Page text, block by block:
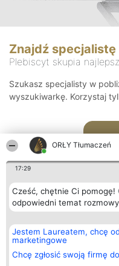
ORŁY Tłumaczeń
17:29
Cześć, chętnie Ci pomogę!
odpowiedni temat
Jestem Laureatem, chcę
marketingowe
Chcę zgłosić swoją firmę
Znajdź specjalistę
Plebiscyt skupia
Szukasz specjalisty w
wyszukiwarkę. Korzystaj
Organizator plebiscytu
Bright Side Solutions sp. z o.
o. sp. k.
ul. Ruska 22
Wrocław 50-079